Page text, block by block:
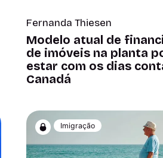
Fernanda Thiesen
Modelo atual de
de imóveis na planta
estar com os dias
Canadá
Imigração